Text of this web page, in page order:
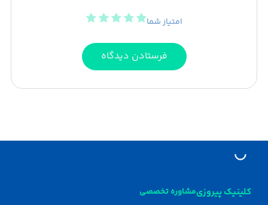
امتیاز شما
کلینیک پیروزیمشاوره تخصصی